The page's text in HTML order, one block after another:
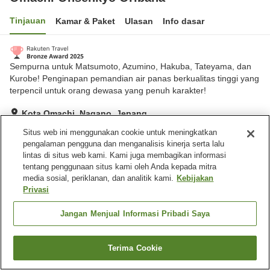
Tinjauan Kamar & Paket Ulasan Info dasar
Sempurna untuk Matsumoto, Azumino, Hakuba, Tateyama, dan
Kurobe! Penginapan pemandian air panas berkualitas tinggi yang
terpencil untuk orang dewasa yang penuh karakter!
Kota Omachi, Nagano, Jepang
Hebat Ulasan:100
Fasilitas properti
Mesin penjual otomatis
Aula perjamuan
Cari kamar
Situs web ini menggunakan cookie untuk meningkatkan
pengalaman pengguna dan menganalisis kinerja serta lalu
lintas di situs web kami. Kami juga membagikan informasi
tentang penggunaan situs kami oleh Anda kepada mitra
media sosial, periklanan, dan analitik kami. Kebijakan
Privasi
Jangan Menjual Informasi Pribadi Saya
Terima Cookie